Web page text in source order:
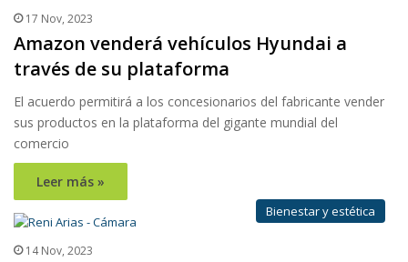
17 Nov, 2023
Amazon venderá vehículos Hyundai a
través de su plataforma
El acuerdo permitirá a los concesionarios del fabricante vender
sus productos en la plataforma del gigante mundial del
comercio
Leer más »
Bienestar y estética
14 Nov, 2023